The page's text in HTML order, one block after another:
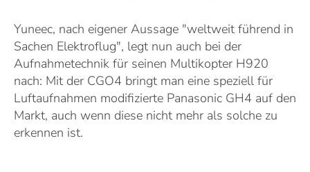
Yuneec, nach eigener Aussage "weltweit führend in
Sachen Elektroflug", legt nun auch bei der
Aufnahmetechnik für seinen Multikopter H920
nach: Mit der CGO4 bringt man eine speziell für
Luftaufnahmen modifizierte Panasonic GH4 auf den
Markt, auch wenn diese nicht mehr als solche zu
erkennen ist.